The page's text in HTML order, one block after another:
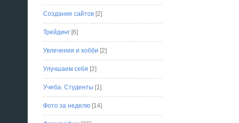
Создание сайтов[2]
Трейдинг[6]
Увлечения и хобби [2]
Улучшаем себя [2]
Учеба. Студенты [1]
Фото за неделю[14]